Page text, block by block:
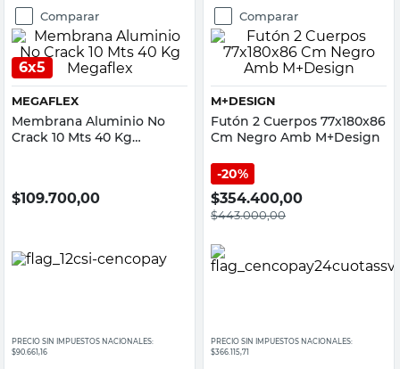
Comparar
6x5
MEGAFLEX
Membrana Aluminio No
Crack 10 Mts 40 Kg
$109.700,00
PRECIO SIN IMPUESTOS NACIONALES:
$90.661,16
Comparar
M+DESIGN
Futón 2 Cuerpos 77x180x86
Cm Negro Amb M+Design
20%
$354.400,00
$443.000,00
PRECIO SIN IMPUESTOS NACIONALES:
$366.115,71